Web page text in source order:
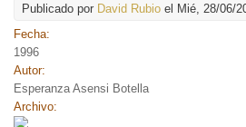
Publicado por David Rubio el Mié, 28/06/
Fecha:
1996
Autor:
Esperanza Asensi Botella
Archivo: